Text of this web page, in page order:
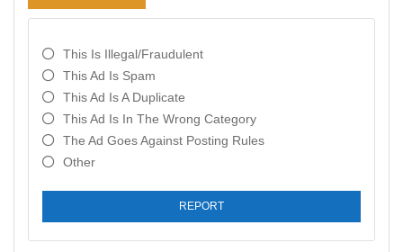
This Is Illegal/fraudulent
This Ad Is Spam
This Ad Is A Duplicate
This Ad Is In The Wrong Category
The Ad Goes Against Posting Rules
Other
REPORT